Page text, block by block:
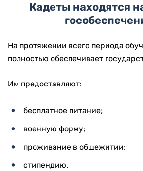
Кадеты находятся
На протяжении всего периода
полностью обеспечивает
Им предоставляют:
бесплатное питание;
военную форму;
проживание в общежитии;
стипендию.